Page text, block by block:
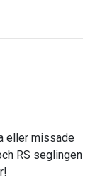
eller missade
RS seglingen